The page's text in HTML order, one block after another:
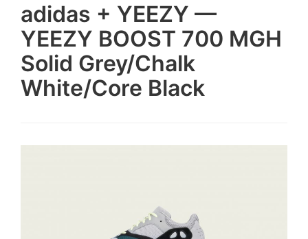
adidas + YEEZY —
YEEZY BOOST 700 MGH
Solid Grey/Chalk
White/Core Black